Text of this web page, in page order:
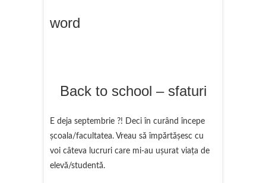
word
Back to school – sfaturi
E deja septembrie ?! Deci în curând începe
şcoala/facultatea. Vreau să împărtăşesc cu
voi câteva lucruri care mi-au uşurat viaţa de
elevă/studentă.